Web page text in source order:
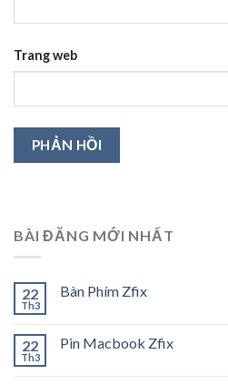
Trang web
BÀI ĐĂNG MỚI NHẤT
22
Th3
Bàn Phím Zfix
22
Th3
Pin Macbook Zfix